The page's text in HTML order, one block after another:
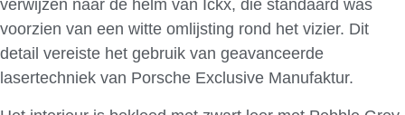
verwijzen naar de helm van Ickx, die standaard was
voorzien van een witte omlijsting rond het vizier. Dit
detail vereiste het gebruik van geavanceerde
lasertechniek van Porsche Exclusive Manufaktur.